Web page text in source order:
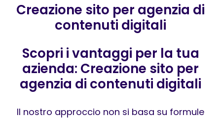
Creazione sito per agenzia di
contenuti digitali
Scopri i vantaggi per la tua
azienda: Creazione sito per
agenzia di contenuti digitali
Il nostro approccio non si basa su formule